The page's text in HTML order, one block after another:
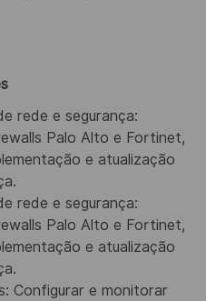
rede e segurança:
Palo Alto e Fortinet,
e atualização
rede e segurança:
Palo Alto e Fortinet,
e atualização
Configurar e monitorar